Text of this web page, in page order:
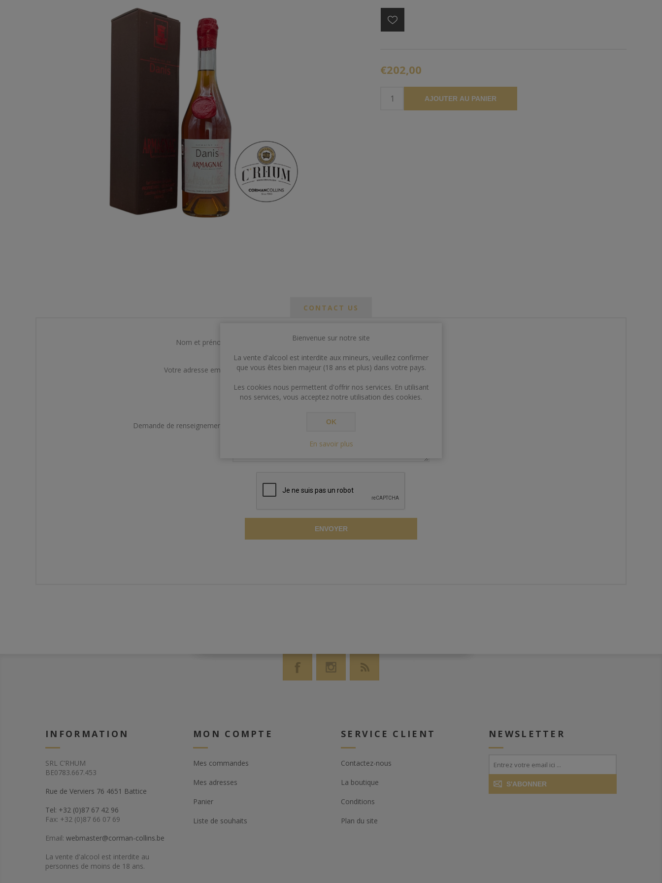
€202,00
AJOUTER AU PANIER
CONTACT US
Nom et prénom
Votre adresse email
Demande de renseignements
ENVOYER
INFORMATION
SRL C’RHUM
BE0783.667.453
Rue de Verviers 76 4651 Battice
Tel: +32 (0)87 67 42 96
Fax: +32 (0)87 66 07 69
Email: webmaster@corman-collins.be
La vente d'alcool est interdite au
personnes de moins de 18 ans.
MON COMPTE
Mes commandes
Mes adresses
Panier
Liste de souhaits
SERVICE CLIENT
Contactez-nous
La boutique
Conditions
Plan du site
NEWSLETTER
S'ABONNER
Bienvenue sur notre site
La vente d'alcool est interdite aux mineurs, veuillez confirmer
que vous êtes bien majeur (18 ans et plus) dans votre pays.
Les cookies nous permettent d'offrir nos services. En utilisant
nos services, vous acceptez notre utilisation des cookies.
OK
En savoir plus